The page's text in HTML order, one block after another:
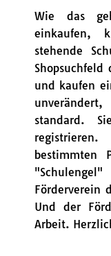
Wie das
einkaufen,
stehende
und kaufen
standard.
bestimmten
Förderverein
Und der
Arbeit.